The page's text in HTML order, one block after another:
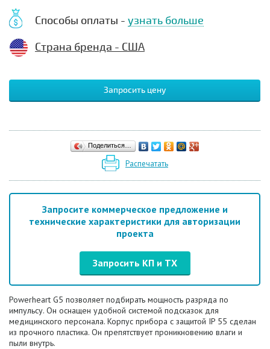
Способы оплаты - узнать больше
Страна бренда - США
Запросить цену
Поделиться…
Распечатать
Запросите коммерческое предложение и
технические характеристики для авторизации
проекта
Запросить КП и ТХ
Powerheart G5 позволяет подбирать мощность разряда по
импульсу. Он оснащен удобной системой подсказок для
медицинского персонала. Корпус прибора с защитой IP 55 сделан
из прочного пластика. Он препятствует проникновению влаги и
пыли внутрь.